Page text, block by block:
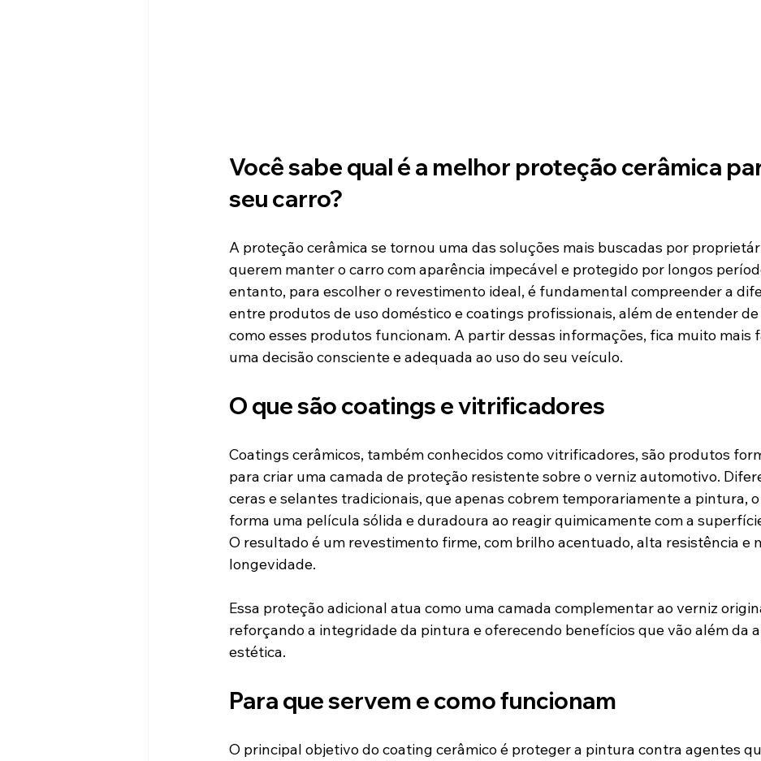
Você sabe qual é a melhor proteção cerâmica
seu carro?
A proteção cerâmica se tornou uma das soluções mais buscadas por
querem manter o carro com aparência impecável e protegido por longos
entanto, para escolher o revestimento ideal, é fundamental compreender a
entre produtos de uso doméstico e coatings profissionais, além de entender
como esses produtos funcionam. A partir dessas informações, fica muito mais
uma decisão consciente e adequada ao uso do seu veículo.
O que são coatings e vitrificadores
Coatings cerâmicos, também conhecidos como vitrificadores, são produtos
para criar uma camada de proteção resistente sobre o verniz automotivo.
ceras e selantes tradicionais, que apenas cobrem temporariamente a pintura,
forma uma película sólida e duradoura ao reagir quimicamente com a
O resultado é um revestimento firme, com brilho acentuado, alta resistência e
longevidade.
Essa proteção adicional atua como uma camada complementar ao verniz
reforçando a integridade da pintura e oferecendo benefícios que vão além da
estética.
Para que servem e como funcionam
O principal objetivo do coating cerâmico é proteger a pintura contra agentes